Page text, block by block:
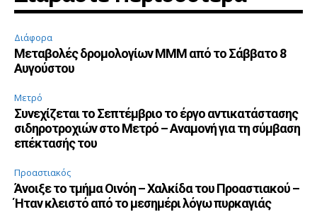
Διάφορα
Μεταβολές δρομολογίων ΜΜΜ από το Σάββατο 8
Αυγούστου
Μετρό
Συνεχίζεται το Σεπτέμβριο το έργο αντικατάστασης
σιδηροτροχιών στο Μετρό – Αναμονή για τη σύμβαση
επέκτασής του
Προαστιακός
Άνοιξε το τμήμα Οινόη – Χαλκίδα του Προαστιακού –
Ήταν κλειστό από το μεσημέρι λόγω πυρκαγιάς